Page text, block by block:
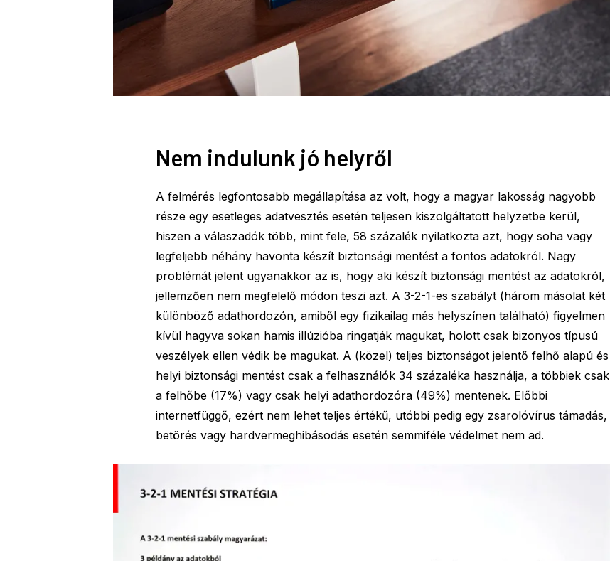
Nem indulunk jó helyről
A felmérés legfontosabb megállapítása az volt, hogy a magyar lakosság nagyobb
része egy esetleges adatvesztés esetén teljesen kiszolgáltatott helyzetbe kerül,
hiszen a válaszadók több, mint fele, 58 százalék nyilatkozta azt, hogy soha vagy
legfeljebb néhány havonta készít biztonsági mentést a fontos adatokról. Nagy
problémát jelent ugyanakkor az is, hogy aki készít biztonsági mentést az adatokról,
jellemzően nem megfelelő módon teszi azt. A 3-2-1-es szabályt (három másolat két
különböző adathordozón, amiből egy fizikailag más helyszínen található) figyelmen
kívül hagyva sokan hamis illúzióba ringatják magukat, holott csak bizonyos típusú
veszélyek ellen védik be magukat. A (közel) teljes biztonságot jelentő felhő alapú és
helyi biztonsági mentést csak a felhasználók 34 százaléka használja, a többiek csak
a felhőbe (17%) vagy csak helyi adathordozóra (49%) mentenek. Előbbi
internetfüggő, ezért nem lehet teljes értékű, utóbbi pedig egy zsarolóvírus támadás,
betörés vagy hardvermeghibásodás esetén semmiféle védelmet nem ad.